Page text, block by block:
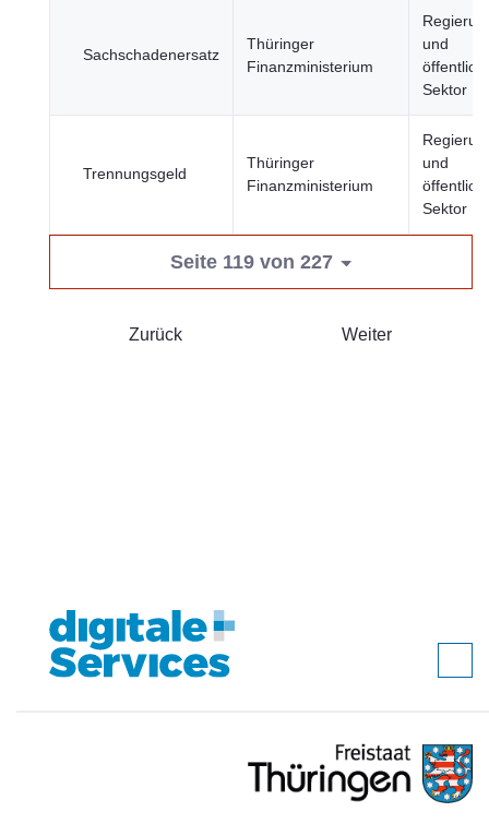
Sachschadenersatz
Thüringer
Finanzministerium
und
Sektor
Trennungsgeld
Thüringer
Finanzministerium
und
Sektor
Seite 119 von 227
Zurück Weiter